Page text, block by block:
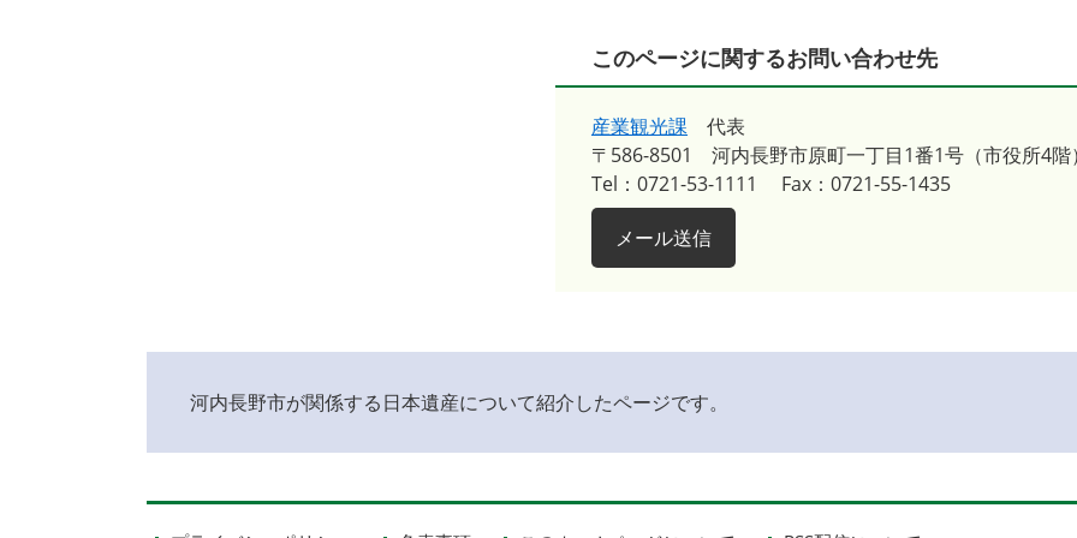
このページに関するお問い合わせ先
産業観光課
代表
〒586-8501
河内長野市原町一丁目1番1号（市役所4階
Tel：0721-53-1111
Fax：0721-55-1435
メール送信
河内長野市が関係する日本遺産について紹介したページです。